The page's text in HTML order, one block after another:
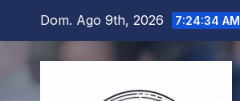
contenuto
Dom. Ago 9th, 2026 7:24:35 AM